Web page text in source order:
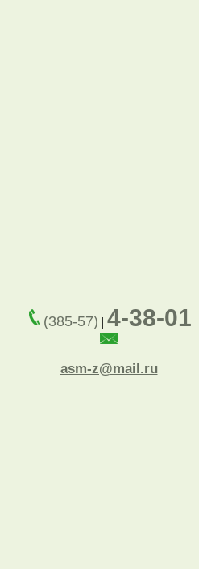
(385-57) | 4-38-01
asm-z@mail.ru